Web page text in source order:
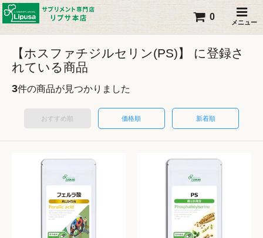
メニュー
0
【ホスファチジルセリン(PS)】 に登録さ
れている商品
3件の商品が見つかりました
おすすめ順 価格順 新着順